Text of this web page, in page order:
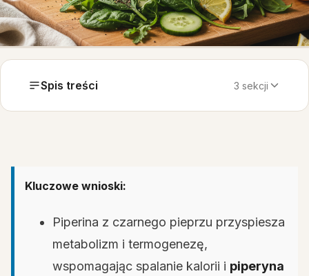
Spis treści 3 sekcji
Kluczowe wnioski:
Piperina z czarnego pieprzu przyspiesza
metabolizm i termogenezę,
wspomagając spalanie kalorii i piperyna